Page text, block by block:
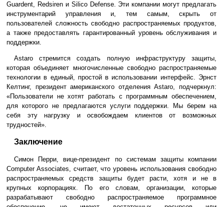
Guardent, Redsiren и Silico Defense. Эти компании могут предлагать
инструментарий управления и, тем самым, скрыть от
пользователей сложность свободно распространяемых продуктов,
а также предоставлять гарантированный уровень обслуживания и
поддержки.
Astaro стремится создать полную инфраструктуру защиты,
которая объединяет многочисленные свободно распространяемые
технологии в единый, простой в использовании интерфейс. Эрнст
Келтинг, президент американского отделения Astaro, подчеркнул:
«Пользователи не хотят работать с программным обеспечением,
для которого не предлагаются услуги поддержки. Мы берем на
себя эту нагрузку и освобождаем клиентов от возможных
трудностей».
Заключение
Симон Перри, вице-президент по системам защиты компании
Computer Associates, считает, что уровень использования свободно
распространяемых средств защиты будет расти, хотя и не в
крупных корпорациях. По его словам, организации, которые
разрабатывают свободно распространяемое программное